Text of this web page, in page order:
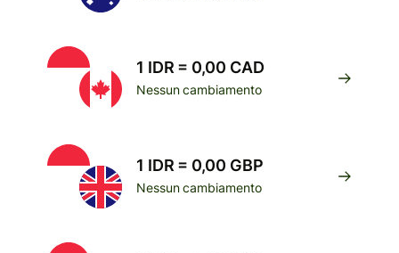
1 IDR = 0,00 CAD
Nessun cambiamento
1 IDR = 0,00 GBP
Nessun cambiamento